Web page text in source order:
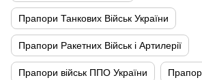
Прапори Танкових Військ України
Прапори Ракетних Військ і Артилерії
Прапори військ ППО України